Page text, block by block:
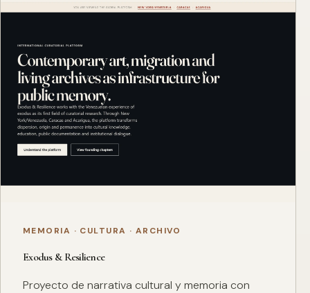
MEMORIA · CULTURA · ARCHIVO
Exodus & Resilience
Proyecto de narrativa cultural y memoria con